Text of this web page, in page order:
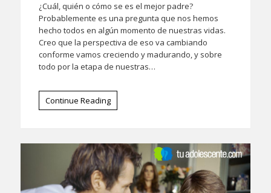
¿Cuál, quién o cómo se es el mejor padre?
Probablemente es una pregunta que nos hemos
hecho todos en algún momento de nuestras vidas.
Creo que la perspectiva de eso va cambiando
conforme vamos creciendo y madurando, y sobre
todo por la etapa de nuestras…
Continue Reading